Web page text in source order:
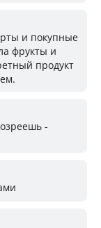
и покупные
фрукты и
продукт
-